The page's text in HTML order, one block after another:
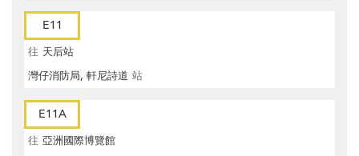
E11
往 天后站
灣仔消防局, 軒尼詩道 站
E11A
往 亞洲國際博覽館